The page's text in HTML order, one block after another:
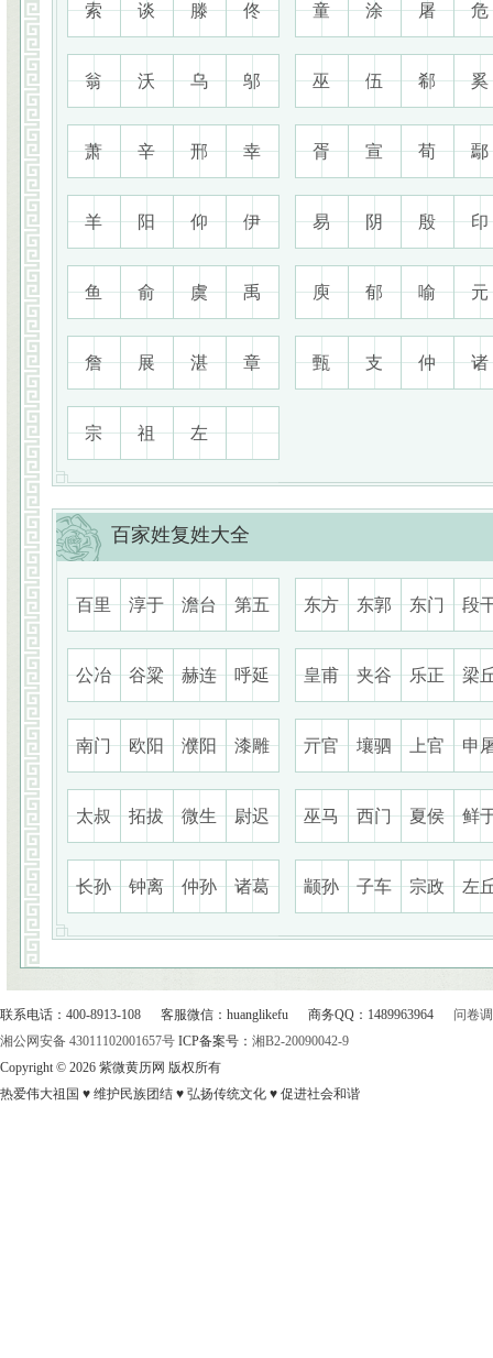
索 谈 滕 佟 童 涂 屠 危
翁 沃 乌 邬 巫 伍 郗 奚
萧 辛 邢 幸 胥 宣 荀 鄢
羊 阳 仰 伊 易 阴 殷 印
鱼 俞 虞 禹 庾 郁 喻 元
詹 展 湛 章 甄 支 仲 诸
宗 祖 左
百家姓复姓大全
百里 淳于 澹台 第五 东方 东郭 东门 段
公冶 谷粱 赫连 呼延 皇甫 夹谷 乐正 梁
南门 欧阳 濮阳 漆雕 亓官 壤驷 上官 申
太叔 拓拔 微生 尉迟 巫马 西门 夏侯 鲜
长孙 钟离 仲孙 诸葛 颛孙 子车 宗政 左
联系电话：400-8913-108 客服微信：huanglikefu 商务QQ：1489963964 问卷
湘公网安备 43011102001657号 ICP备案号： 湘B2-20090042-9
Copyright © 2026 紫微黄历网 版权所有
热爱伟大祖国 ♥ 维护民族团结 ♥ 弘扬传统文化 ♥ 促进社会和谐